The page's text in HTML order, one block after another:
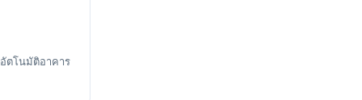
ตโนมัติอาคาร